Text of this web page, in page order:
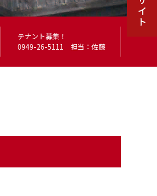
テナント募集！
0949-26-5111 担当：佐藤